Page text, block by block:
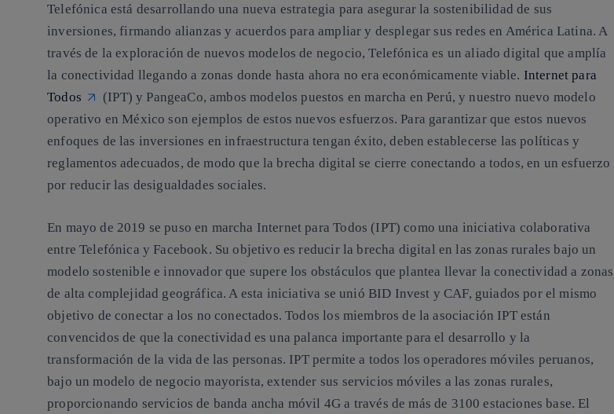
Telefónica está desarrollando una nueva estrategia para asegurar la sostenibilidad de sus
inversiones, firmando alianzas y acuerdos para ampliar y desplegar sus redes en América Latina. A
través de la exploración de nuevos modelos de negocio, Telefónica es un aliado digital que amplía
la conectividad llegando a zonas donde hasta ahora no era económicamente viable. Internet para
Todos
(IPT) y PangeaCo, ambos modelos puestos en marcha en Perú, y nuestro nuevo modelo
operativo en México son ejemplos de estos nuevos esfuerzos. Para garantizar que estos nuevos
enfoques de las inversiones en infraestructura tengan éxito, deben establecerse las políticas y
reglamentos adecuados, de modo que la brecha digital se cierre conectando a todos, en un esfuerzo
por reducir las desigualdades sociales.
En mayo de 2019 se puso en marcha Internet para Todos (IPT) como una iniciativa colaborativa
entre Telefónica y Facebook. Su objetivo es reducir la brecha digital en las zonas rurales bajo un
modelo sostenible e innovador que supere los obstáculos que plantea llevar la conectividad a zonas
de alta complejidad geográfica. A esta iniciativa se unió BID Invest y CAF, guiados por el mismo
objetivo de conectar a los no conectados. Todos los miembros de la asociación IPT están
convencidos de que la conectividad es una palanca importante para el desarrollo y la
transformación de la vida de las personas. IPT permite a todos los operadores móviles peruanos,
bajo un modelo de negocio mayorista, extender sus servicios móviles a las zonas rurales,
proporcionando servicios de banda ancha móvil 4G a través de más de 3100 estaciones base. El